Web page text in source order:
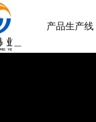
产品生产线